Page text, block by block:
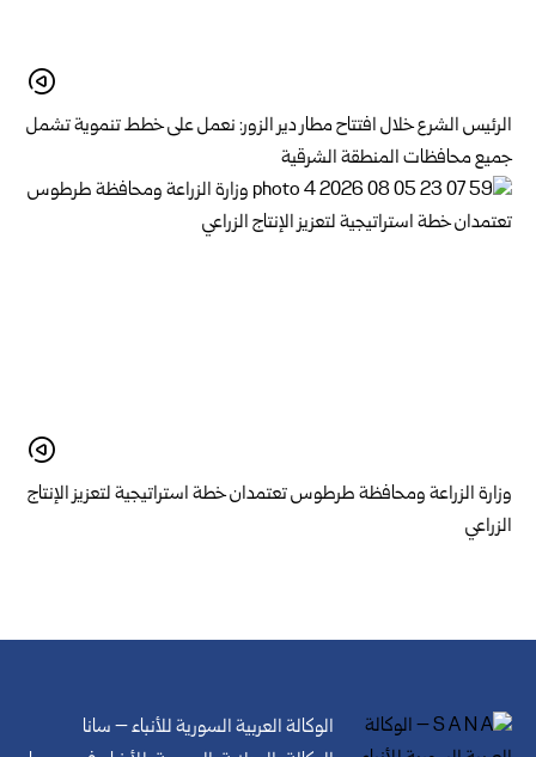
الرئيس الشرع خلال افتتاح مطار دير الزور: نعمل على خطط تنموية تشمل
جميع محافظات المنطقة الشرقية
وزارة الزراعة ومحافظة طرطوس تعتمدان خطة استراتيجية لتعزيز الإنتاج
الزراعي
الوكالة العربية السورية للأنباء – سانا